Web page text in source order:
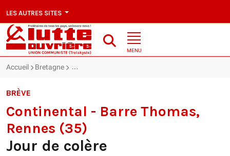
LES AUTRES SITES
MENU
Accueil Bretagne Continental - Barre Thomas, Rennes (35) : Jour de
BRÈVE
Continental - Barre Thomas,
Rennes (35)
Jour de colère